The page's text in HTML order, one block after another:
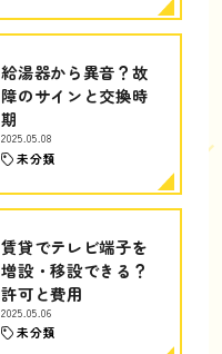
給湯器から異音？故
障のサインと交換時
期
2025.05.08
未分類
賃貸でテレビ端子を
増設・移設できる？
許可と費用
2025.05.06
未分類